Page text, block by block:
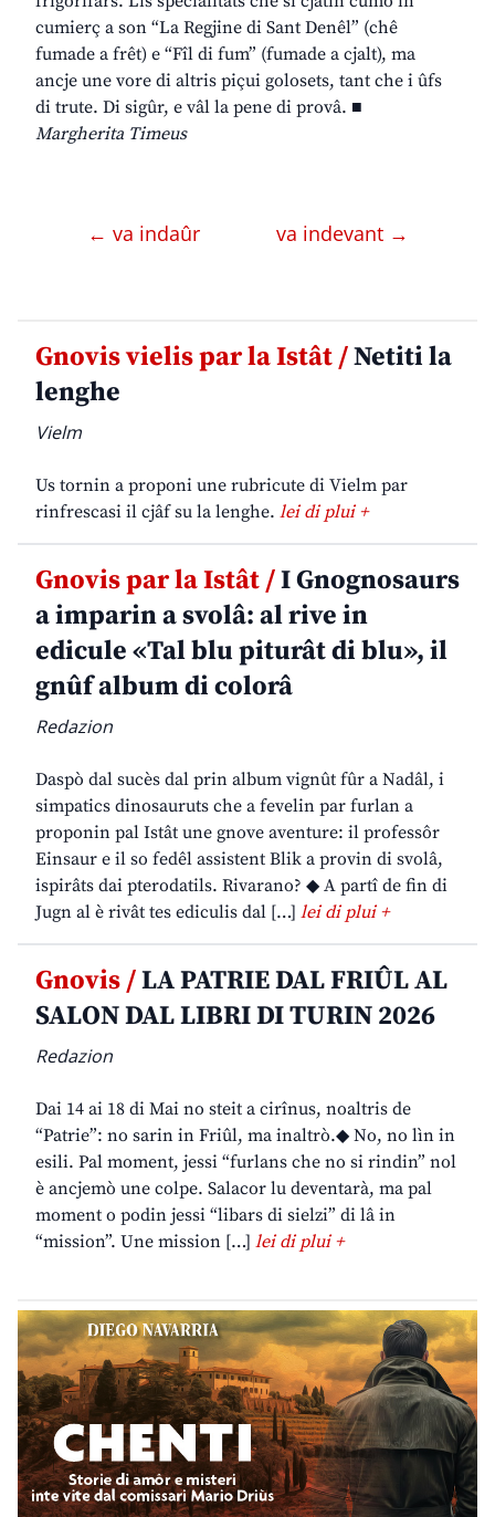
cumierç a son “La Regjine di Sant Denêl” (chê
fumade a frêt) e “Fîl di fum” (fumade a cjalt), ma
ancje une vore di altris piçui golosets, tant che i ûfs
di trute. Di sigûr, e vâl la pene di provâ. ■
Margherita Timeus
← va indaûr va indevant →
Gnovis vielis par la Istât /Netiti la
lenghe
Vielm
Us tornin a proponi une rubricute di Vielm par
rinfrescasi il cjâf su la lenghe. lei di plui +
Gnovis par la Istât /I Gnognosaurs
a imparin a svolâ: al rive in
edicule «Tal blu piturât di blu», il
gnûf album di colorâ
Redazion
Daspò dal sucès dal prin album vignût fûr a Nadâl, i
simpatics dinosauruts che a fevelin par furlan a
proponin pal Istât une gnove aventure: il professôr
Einsaur e il so fedêl assistent Blik a provin di svolâ,
ispirâts dai pterodatils. Rivarano? ◆ A partî de fin di
Jugn al è rivât tes ediculis dal […] lei di plui +
Gnovis /LA PATRIE DAL FRIÛL AL
SALON DAL LIBRI DI TURIN 2026
Redazion
Dai 14 ai 18 di Mai no steit a cirînus, noaltris de
“Patrie”: no sarin in Friûl, ma inaltrò.◆ No, no lìn in
esili. Pal moment, jessi “furlans che no si rindin” nol
è ancjemò une colpe. Salacor lu deventarà, ma pal
moment o podin jessi “libars di sielzi” di lâ in
“mission”. Une mission […] lei di plui +